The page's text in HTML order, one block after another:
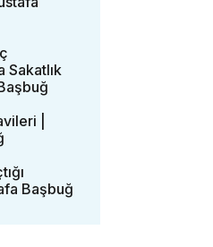
Sakatlık
|
Başbuğ